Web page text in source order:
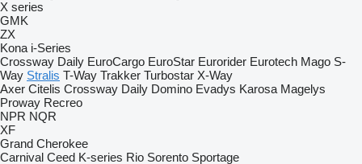
X series
GMK
ZX
Kona i-Series
Crossway Daily EuroCargo EuroStar Eurorider Eurotech Mago S-
Way Stralis T-Way Trakker Turbostar X-Way
Axer Citelis Crossway Daily Domino Evadys Karosa Magelys
Proway Recreo
NPR NQR
XF
Grand Cherokee
Carnival Ceed K-series Rio Sorento Sportage